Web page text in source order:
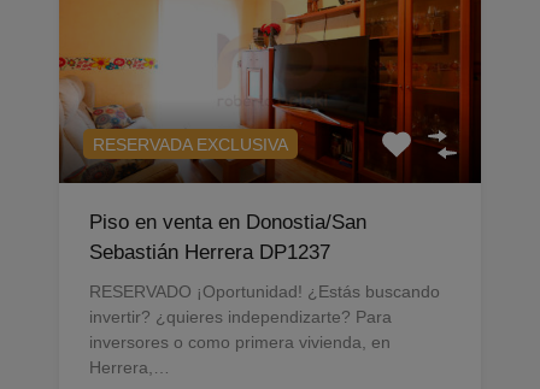
RESERVADA EXCLUSIVA
Piso en venta en Donostia/San
Sebastián Herrera DP1237
RESERVADO ¡Oportunidad! ¿Estás buscando
invertir? ¿quieres independizarte? Para
inversores o como primera vivienda, en
Herrera,…